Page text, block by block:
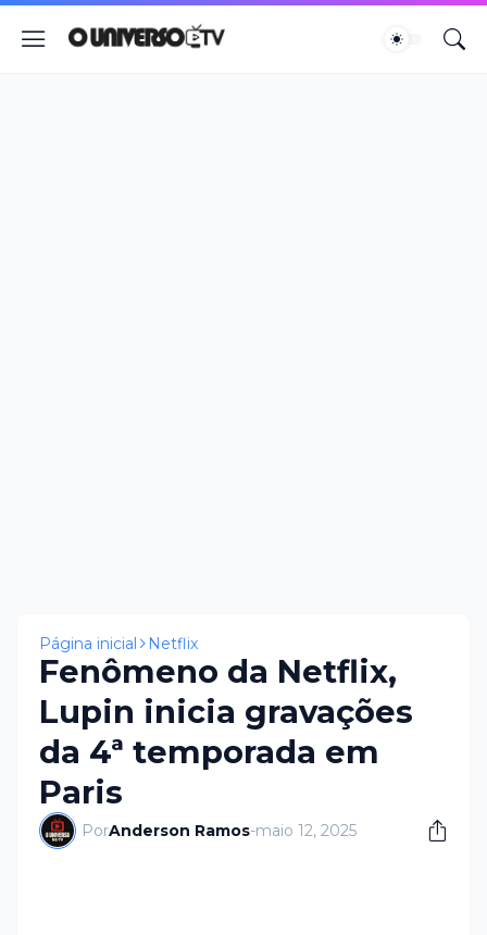
Página inicial Netflix
Fenômeno da Netflix,
Lupin inicia gravações
da 4ª temporada em
Paris
PorAnderson Ramos-maio 12, 2025